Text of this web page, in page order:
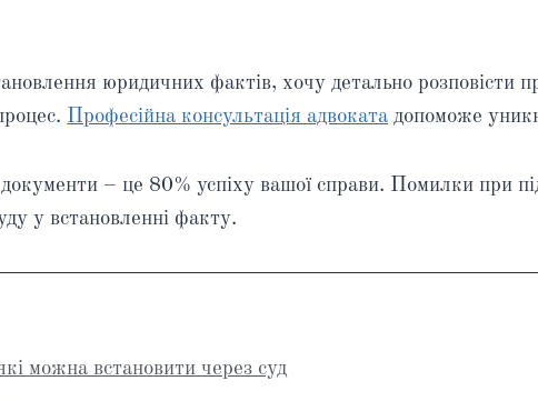
юридичних фактів, хочу детально розповісти
Професійна консультація адвоката допоможе
– це 80% успіху вашої справи. Помилки при
у встановленні факту.
можна встановити через суд